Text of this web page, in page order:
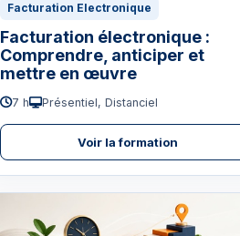
Facturation Electronique
Facturation électronique :
Comprendre, anticiper et
mettre en œuvre
7 h Présentiel, Distanciel
Voir la formation